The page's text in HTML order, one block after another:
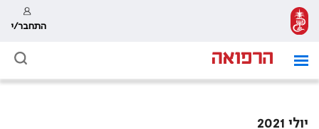
התחבר/י
יולי 2021